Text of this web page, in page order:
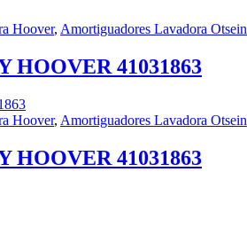
Hoover, Amortiguadores Lavadora Otsein
HOOVER 41031863
Hoover, Amortiguadores Lavadora Otsein
HOOVER 41031863